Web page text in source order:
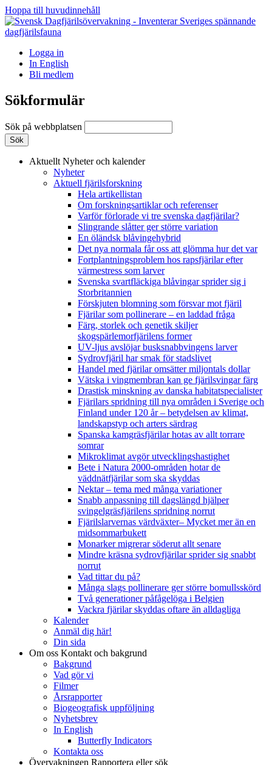
Hoppa till huvudinnehåll
Logga in
In English
Bli medlem
Sökformulär
Sök på webbplatsen
Aktuellt Nyheter och kalender
Nyheter
Aktuell fjärilsforskning
Hela artikellistan
Om forskningsartiklar och referenser
Varför förlorade vi tre svenska dagfjärilar?
Slingrande slåtter ger större variation
En öländsk blåvingehybrid
Det nya normala får oss att glömma hur det var
Fortplantningsproblem hos rapsfjärilar efter
värmestress som larver
Svenska svartfläckiga blåvingar sprider sig i
Storbritannien
Förskjuten blomning som försvar mot fjäril
Fjärilar som pollinerare – en laddad fråga
Färg, storlek och genetik skiljer
skogspärlemorfjärilens former
UV-ljus avslöjar busksnabbvingens larver
Sydrovfjäril har smak för stadslivet
Handel med fjärilar omsätter miljontals dollar
Vätska i vingmembran kan ge fjärilsvingar färg
Drastisk minskning av danska habitatspecialister
Fjärilars spridning till nya områden i Sverige och
Finland under 120 år– betydelsen av klimat,
landskapstyp och arters särdrag
Spanska kamgräsfjärilar hotas av allt torrare
somrar
Mikroklimat avgör utvecklingshastighet
Bete i Natura 2000-områden hotar de
väddnätfjärilar som ska skyddas
Nektar – tema med många variationer
Snabb anpassning till dagslängd hjälper
svingelgräsfjärilens spridning norrut
Fjärilslarvernas värdväxter– Mycket mer än en
midsommarbukett
Monarker migrerar söderut allt senare
Mindre kräsna sydrovfjärilar sprider sig snabbt
norrut
Vad tittar du på?
Många slags pollinerare ger större bomullsskörd
Två generationer påfågelöga i Belgien
Vackra fjärilar skyddas oftare än alldagliga
Kalender
Anmäl dig här!
Din sida
Om oss Kontakt och bakgrund
Bakgrund
Vad gör vi
Filmer
Årsrapporter
Biogeografisk uppföljning
Nyhetsbrev
In English
Butterfly Indicators
Kontakta oss
Övervakningen Rapportera eller sök